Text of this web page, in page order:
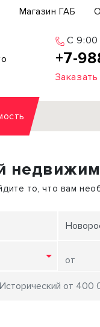
Магазин ГАБ
С 9:00
+7-
Земельный участок
Отдельное здание
Бизнес-центр
то, что вам